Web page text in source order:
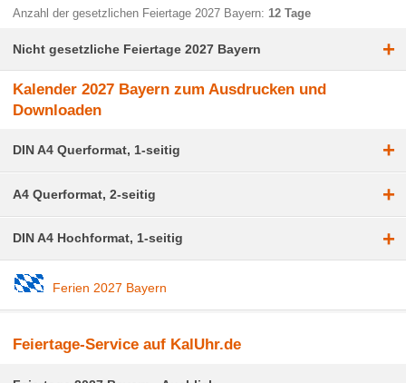
Anzahl der gesetzlichen Feiertage 2027 Bayern: 12 Tage
Nicht gesetzliche Feiertage 2027 Bayern +
Kalender 2027 Bayern zum Ausdrucken und
Downloaden
DIN A4 Querformat, 1-seitig +
A4 Querformat, 2-seitig +
DIN A4 Hochformat, 1-seitig +
Ferien 2027 Bayern
Feiertage-Service auf KalUhr.de
Zeitraumrechner
Zeiteinheitenrechner
Urlaubstagerechner
Zeitzonen der Kontinente
Zeitzonen Europa
Zeitzonen Asien
Zeitzonen Nordamerika